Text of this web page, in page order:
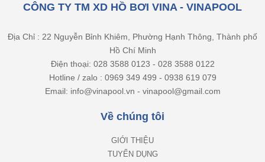
CÔNG TY TM XD HỒ BƠI VINA - VINAPOOL
Địa Chỉ : 22 Nguyễn Bỉnh Khiêm, Phường Hạnh Thông, Thành phố
Hồ Chí Minh
Điện thoại: 028 3588 0123 - 028 3588 0122
Hotline / zalo : 0969 349 499 - 0938 619 079
Email: info@vinapool.vn - vinapool@gmail.com
Về chúng tôi
GIỚI THIỆU
TUYỂN DỤNG